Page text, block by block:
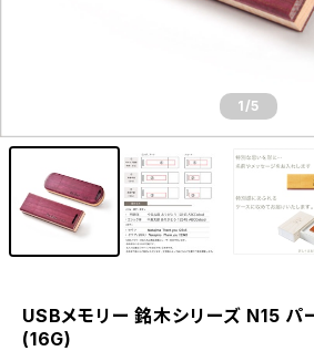
1 /5
USBメモリー 銘木シリーズ N15 パ
(16G)